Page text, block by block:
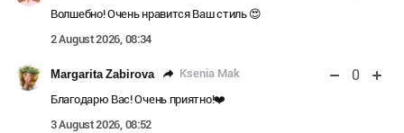
Волшебно! Очень нравится Ваш стиль 😍
2 August 2026, 08:34
Margarita Zabirova Ksenia Mak 0
Благодарю Вас! Очень приятно!❤️
3 August 2026, 08:52